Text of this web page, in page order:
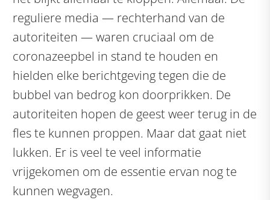
reguliere media — rechterhand van de
autoriteiten — waren cruciaal om de
coronazeepbel in stand te houden en
hielden elke berichtgeving tegen die de
bubbel van bedrog kon doorprikken. De
autoriteiten hopen de geest weer terug in de
fles te kunnen proppen. Maar dat gaat niet
lukken. Er is veel te veel informatie
vrijgekomen om de essentie ervan nog te
kunnen wegvagen.